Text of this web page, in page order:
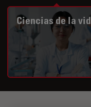
Ciencias de la